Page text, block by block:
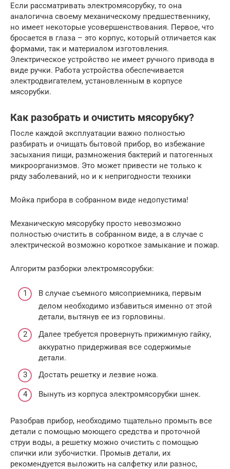
Если рассматривать электромясорубку, то она
аналогична своему механическому предшественнику,
но имеет некоторые усовершенствования. Первое, что
бросается в глаза – это корпус, который отличается как
формами, так и материалом изготовления.
Электрическое устройство не имеет ручного привода в
виде ручки. Работа устройства обеспечивается
электродвигателем, установленным в корпусе
мясорубки.
Как разобрать и очистить мясорубку?
После каждой эксплуатации важно полностью
разбирать и очищать бытовой прибор, во избежание
засыхания пищи, размножения бактерий и патогенных
микроорганизмов. Это может привести не только к
ряду заболеваний, но и к непригодности техники
Мойка прибора в собранном виде недопустима!
Механическую мясорубку просто невозможно
полностью очистить в собранном виде, а в случае с
электрической возможно короткое замыкание и пожар.
Алгоритм разборки электромясорубки:
В случае съемного мясоприемника, первым
делом необходимо избавиться именно от этой
детали, вытянув ее из горловины.
Далее требуется провернуть прижимную гайку,
аккуратно придерживая все содержимые
детали.
Достать решетку и лезвие ножа.
Вынуть из корпуса электромясорубки шнек.
Разобрав прибор, необходимо тщательно промыть все
детали с помощью моющего средства и проточной
струи воды, а решетку можно очистить с помощью
спички или зубочистки. Промыв детали, их
рекомендуется выложить на салфетку или разнос,